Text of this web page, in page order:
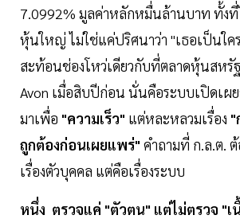
7.0992% มูลค่าหลักหมื่นล้านบาท ทั้งที่
หุ้นใหญ่ ไม่ใช่แค่ปริศนาว่า "เธอเป็นใค
สะท้อนช่องโหว่เดียวกับที่ตลาดหุ้นสหรั
Avon เมื่อสิบปีก่อน นั่นคือระบบเปิดเ
มาเพื่อ "ความเร็ว" แต่หละหลวมเรื่อง "
ถูกต้องก่อนเผยแพร่" คำถามที่ ก.ล.ต.
เรื่องตัวบุคคล แต่คือเรื่องระบบ
หนึ่ง ตรวจแค่ "ตัวตน" แต่ไม่ตรวจ "เ